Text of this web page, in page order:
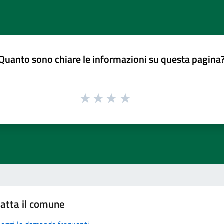
sono chiare le informazioni su questa
il comune